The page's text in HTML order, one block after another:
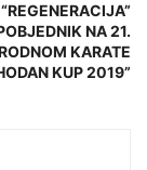
“REGENERACIJA”
NA 21.
KARATE
KUP 2019”